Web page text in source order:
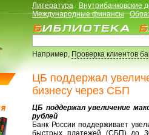
Литература
Внутрибанковские
Международные финансы
Например,Проверка клиентов
ЦБ поддержал
бизнесу через СБП
ЦБ поддержал увеличение
рублей
Банк России поддерживает
быстрых платежей (СБП) до